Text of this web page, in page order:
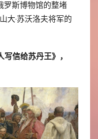
罗斯博物馆的整堵
大·苏沃洛夫将军的
信给苏丹王》，